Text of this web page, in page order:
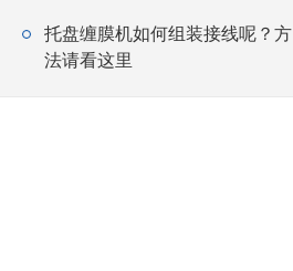
托盘缠膜机如何组装接线呢？方
法请看这里